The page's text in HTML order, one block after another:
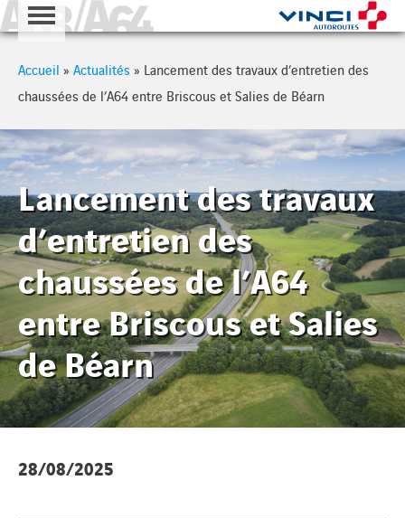
A63 - A64
Accueil » Actualités » Lancement des travaux d’entretien des
chaussées de l’A64 entre Briscous et Salies de Béarn
Lancement des travaux
d’entretien des
chaussées de l’A64
entre Briscous et Salies
de Béarn
28/08/2025
Cookies management panel